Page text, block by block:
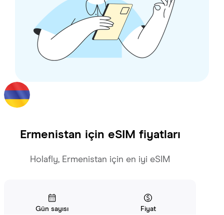
Ermenistan için eSIM fiyatları
Holafly, Ermenistan için en iyi eSIM
Gün sayısı Fiyat